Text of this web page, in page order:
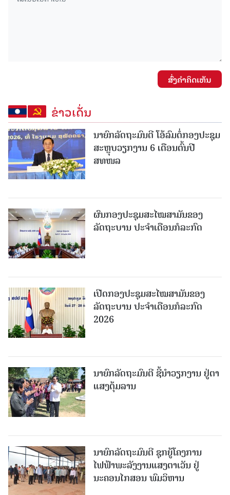
ສົ່ງຄໍາຄິດເຫັນ
ຂ່າວເດັ່ນ
ນາຍົກລັດຖະມົນຕີ ໂອ້ລົມຕໍ່ກອງປະຊຸມ
ສະຫຼຸບວຽກງານ 6 ເດືອນຕົ້ນປີ
ສທໜລ
ຜົນກອງປະຊຸມສະໄໝສາມັນຂອງ
ລັດຖະບານ ປະຈຳເດືອນກໍລະກົດ
ເປີດກອງປະຊຸມສະໄໝສາມັນຂອງ
ລັດຖະບານ ປະຈໍາເດືອນກໍລະກົດ
2026
ນາຍົກລັດຖະມົນຕີ ຊີ້ນຳວຽກງານ ຢູ່ຕາ
ແສງຕຸ້ມລານ
ນາຍົກລັດຖະມົນຕີ ຊຸກຍູ້ໂຄງການ
ໄຟຟ້າພະລັງງານແສງຕາເວັນ ຢູ່
ນະຄອນໄກສອນ ພົມວິຫານ